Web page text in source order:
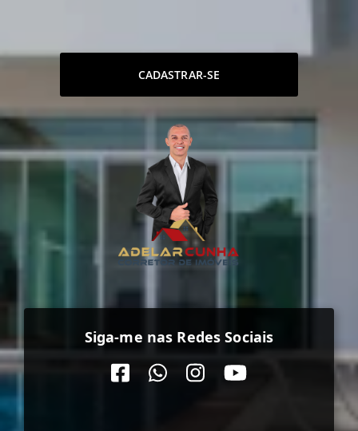
CADASTRAR-SE
Siga-me nas Redes Sociais